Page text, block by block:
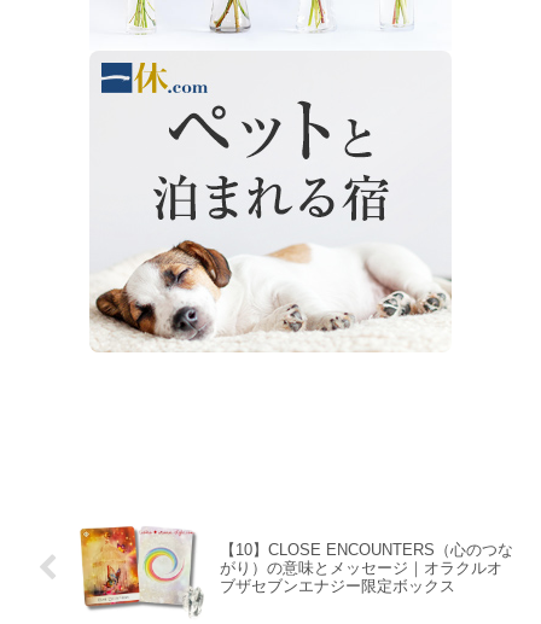
【10】CLOSE ENCOUNTERS（心のつな
がり）の意味とメッセージ｜オラクルオ
ブザセブンエナジー限定ボックス